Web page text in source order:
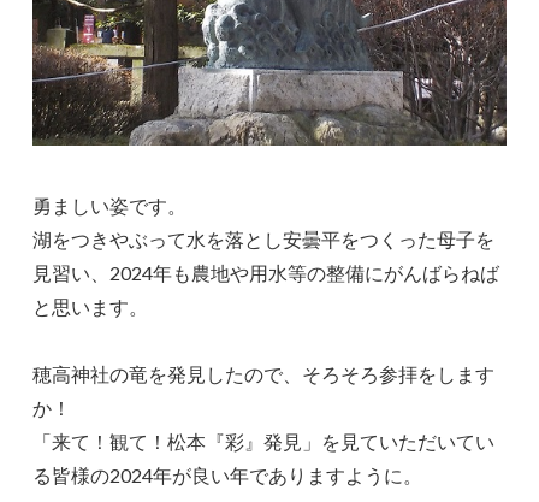
勇ましい姿です。
湖をつきやぶって水を落とし安曇平をつくった母子を
見習い、2024年も農地や用水等の整備にがんばらねば
と思います。
穂高神社の竜を発見したので、そろそろ参拝をします
か！
「来て！観て！松本『彩』発見」を見ていただいてい
る皆様の2024年が良い年でありますように。